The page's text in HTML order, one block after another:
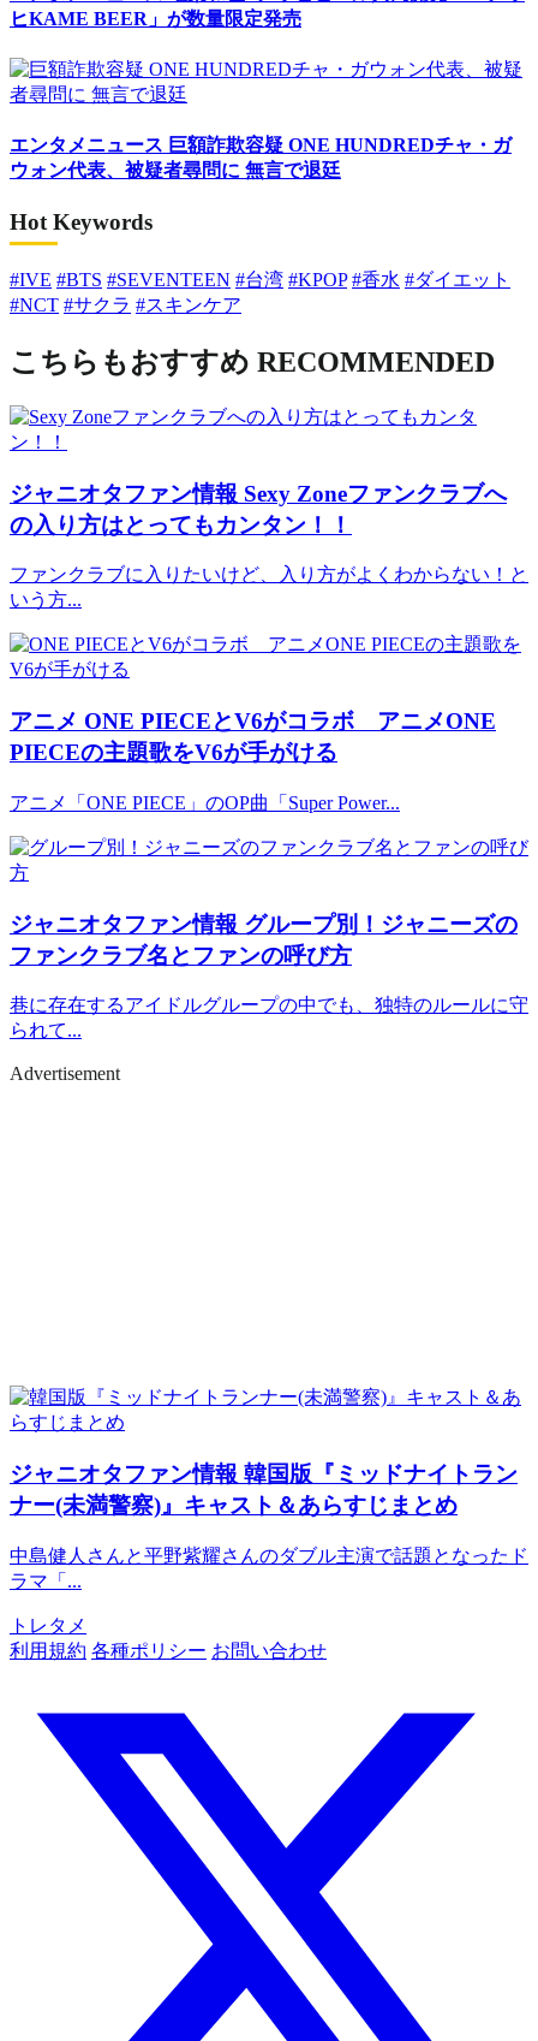
ヒKAME BEER」が数量限定発売
エンタメニュース 巨額詐欺容疑 ONE HUNDREDチャ・ガ
ウォン代表、被疑者尋問に 無言で退廷
Hot Keywords
#IVE #BTS #SEVENTEEN #台湾 #KPOP #香水 #ダイエット
#NCT #サクラ #スキンケア
こちらもおすすめ RECOMMENDED
ジャニオタファン情報 Sexy Zoneファンクラブへ
の入り方はとってもカンタン！！
ファンクラブに入りたいけど、入り方がよくわからない！と
いう方...
アニメ ONE PIECEとV6がコラボ アニメONE
PIECEの主題歌をV6が手がける
アニメ「ONE PIECE」のOP曲「Super Power...
ジャニオタファン情報 グループ別！ジャニーズの
ファンクラブ名とファンの呼び方
巷に存在するアイドルグループの中でも、独特のルールに守
られて...
Advertisement
ジャニオタファン情報 韓国版『ミッドナイトラン
ナー(未満警察)』キャスト＆あらすじまとめ
中島健人さんと平野紫耀さんのダブル主演で話題となったド
ラマ「...
トレタメ
利用規約 各種ポリシー お問い合わせ